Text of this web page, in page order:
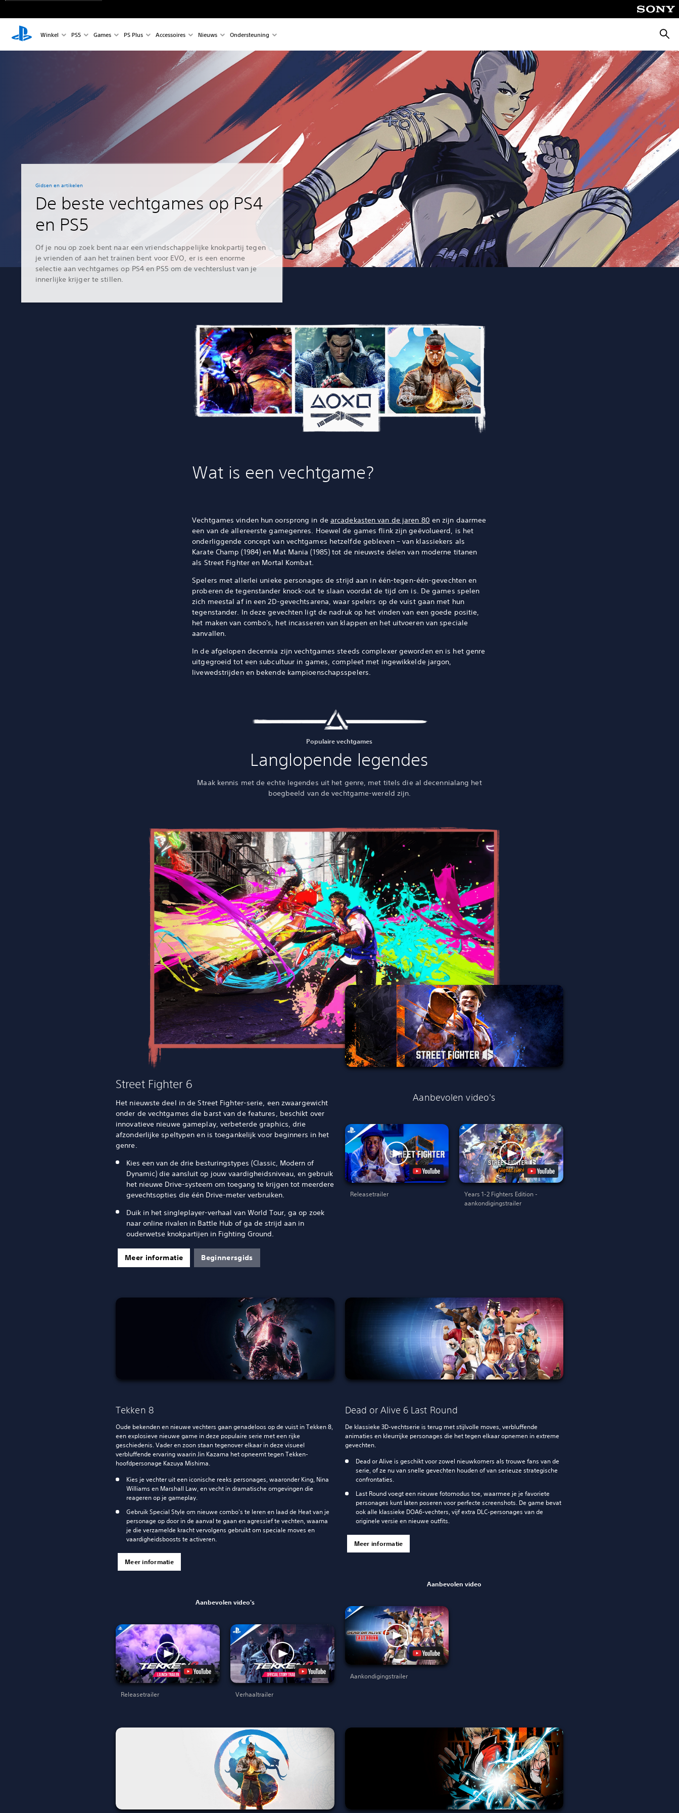
Winkel PS5 Games PS Plus Accessoires Nieuws Ondersteuning
Gidsen en artikelen
De beste vechtgames op PS4
en PS5
Of je nou op zoek bent naar een vriendschappelijke knokpartij tegen
je vrienden of aan het trainen bent voor EVO, er is een enorme
selectie aan vechtgames op PS4 en PS5 om de vechterslust van je
innerlijke krijger te stillen.
Wat is een vechtgame?
Vechtgames vinden hun oorsprong in de arcadekasten van de jaren 80 en zijn daarmee
een van de allereerste gamegenres. Hoewel de games flink zijn geëvolueerd, is het
onderliggende concept van vechtgames hetzelfde gebleven – van klassiekers als
Karate Champ (1984) en Mat Mania (1985) tot de nieuwste delen van moderne titanen
als Street Fighter en Mortal Kombat.
Spelers met allerlei unieke personages de strijd aan in één-tegen-één-gevechten en
proberen de tegenstander knock-out te slaan voordat de tijd om is. De games spelen
zich meestal af in een 2D-gevechtsarena, waar spelers op de vuist gaan met hun
tegenstander. In deze gevechten ligt de nadruk op het vinden van een goede positie,
het maken van combo's, het incasseren van klappen en het uitvoeren van speciale
aanvallen.
In de afgelopen decennia zijn vechtgames steeds complexer geworden en is het genre
uitgegroeid tot een subcultuur in games, compleet met ingewikkelde jargon,
livewedstrijden en bekende kampioenschapsspelers.
Populaire vechtgames
Langlopende legendes
Maak kennis met de echte legendes uit het genre, met titels die al decennialang het
boegbeeld van de vechtgame-wereld zijn.
Street Fighter 6
Het nieuwste deel in de Street Fighter-serie, een zwaargewicht
onder de vechtgames die barst van de features, beschikt over
innovatieve nieuwe gameplay, verbeterde graphics, drie
afzonderlijke speltypen en is toegankelijk voor beginners in het
genre.
Kies een van de drie besturingstypes (Classic, Modern of
Dynamic) die aansluit op jouw vaardigheidsniveau, en gebruik
het nieuwe Drive-systeem om toegang te krijgen tot meerdere
gevechtsopties die één Drive-meter verbruiken.
Duik in het singleplayer-verhaal van World Tour, ga op zoek
naar online rivalen in Battle Hub of ga de strijd aan in
ouderwetse knokpartijen in Fighting Ground.
Meer informatie Beginnersgids
Aanbevolen video's
Releasetrailer
Years 1-2 Fighters Edition -
aankondigingstrailer
Tekken 8
Oude bekenden en nieuwe vechters gaan genadeloos op de vuist in Tekken 8,
een explosieve nieuwe game in deze populaire serie met een rijke
geschiedenis. Vader en zoon staan tegenover elkaar in deze visueel
verbluffende ervaring waarin Jin Kazama het opneemt tegen Tekken-
hoofdpersonage Kazuya Mishima.
Kies je vechter uit een iconische reeks personages, waaronder King, Nina
Williams en Marshall Law, en vecht in dramatische omgevingen die
reageren op je gameplay.
Gebruik Special Style om nieuwe combo's te leren en laad de Heat van je
personage op door in de aanval te gaan en agressief te vechten, waarna
je die verzamelde kracht vervolgens gebruikt om speciale moves en
vaardigheidsboosts te activeren.
Meer informatie
Aanbevolen video's
Releasetrailer Verhaaltrailer
Dead or Alive 6 Last Round
De klassieke 3D-vechtserie is terug met stijlvolle moves, verbluffende
animaties en kleurrijke personages die het tegen elkaar opnemen in extreme
gevechten.
Dead or Alive is geschikt voor zowel nieuwkomers als trouwe fans van de
serie, of ze nu van snelle gevechten houden of van serieuze strategische
confrontaties.
Last Round voegt een nieuwe fotomodus toe, waarmee je je favoriete
personages kunt laten poseren voor perfecte screenshots. De game bevat
ook alle klassieke DOA6-vechters, vijf extra DLC-personages van de
originele versie en nieuwe outfits.
Meer informatie
Aanbevolen video
Aankondigingstrailer